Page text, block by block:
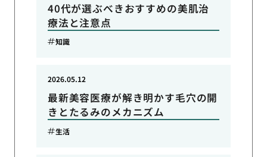
40代が選ぶべきおすすめの美肌治
療法と注意点
知識
最新美容医療が解き明かす毛穴の開
きとたるみのメカニズム
2026.05.12
生活